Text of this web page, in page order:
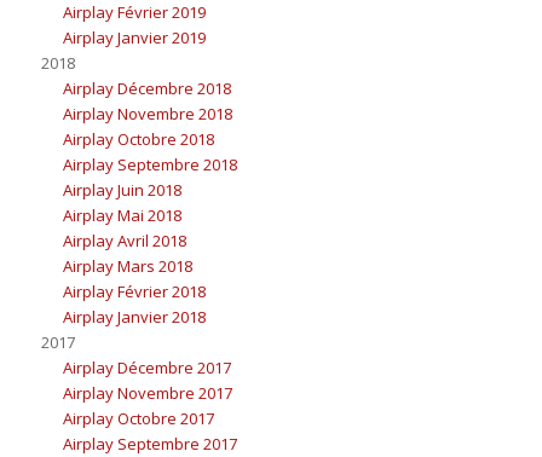
Airplay Février 2019
Airplay Janvier 2019
2018
Airplay Décembre 2018
Airplay Novembre 2018
Airplay Octobre 2018
Airplay Septembre 2018
Airplay Juin 2018
Airplay Mai 2018
Airplay Avril 2018
Airplay Mars 2018
Airplay Février 2018
Airplay Janvier 2018
2017
Airplay Décembre 2017
Airplay Novembre 2017
Airplay Octobre 2017
Airplay Septembre 2017